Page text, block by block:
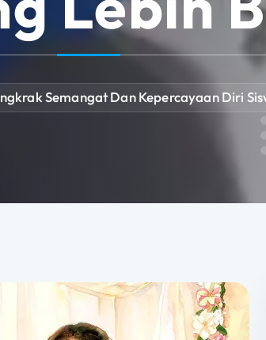
Semangat Dan Kepercayaan Diri